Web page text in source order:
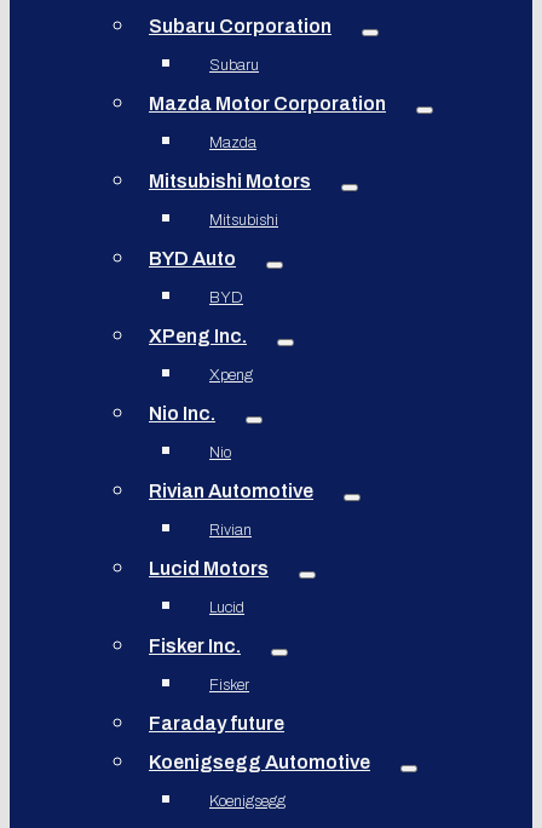
Subaru Corporation
Subaru
Mazda Motor Corporation
Mazda
Mitsubishi Motors
Mitsubishi
BYD Auto
BYD
XPeng Inc.
Xpeng
Nio Inc.
Nio
Rivian Automotive
Rivian
Lucid Motors
Lucid
Fisker Inc.
Fisker
Faraday future
Koenigsegg Automotive
Koenigsegg